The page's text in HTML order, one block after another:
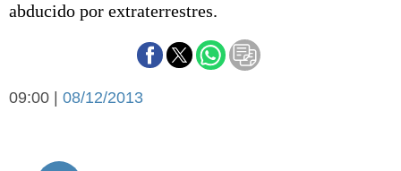
Con el campo
Espacio empresas
Sociedad y tiempo
abducido por extraterrestres.
09:00 | 08/12/2013